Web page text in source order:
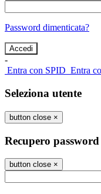
Password dimenticata?
-
Entra con SPID Entra
Seleziona utente
button close ×
Recupero password
button close ×